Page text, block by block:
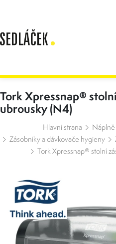
Tork Xpressnap®
ubrousky (N4)
Hlavní strana
Zásobníky a dávkovače hygieny
Tork Xpressnap® stolní